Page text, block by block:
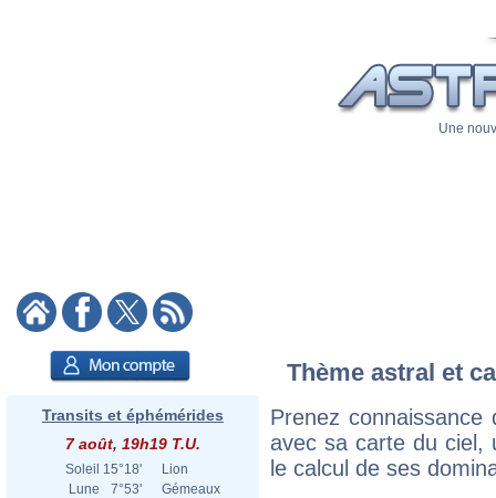
Une
Transits et éphémérides
7 août, 19h19 T.U.
Soleil 15°18'
Lion
Lune
7°53'
Gémeaux
Thème astral et
Prenez
avec sa carte du ciel,
le calcul de ses